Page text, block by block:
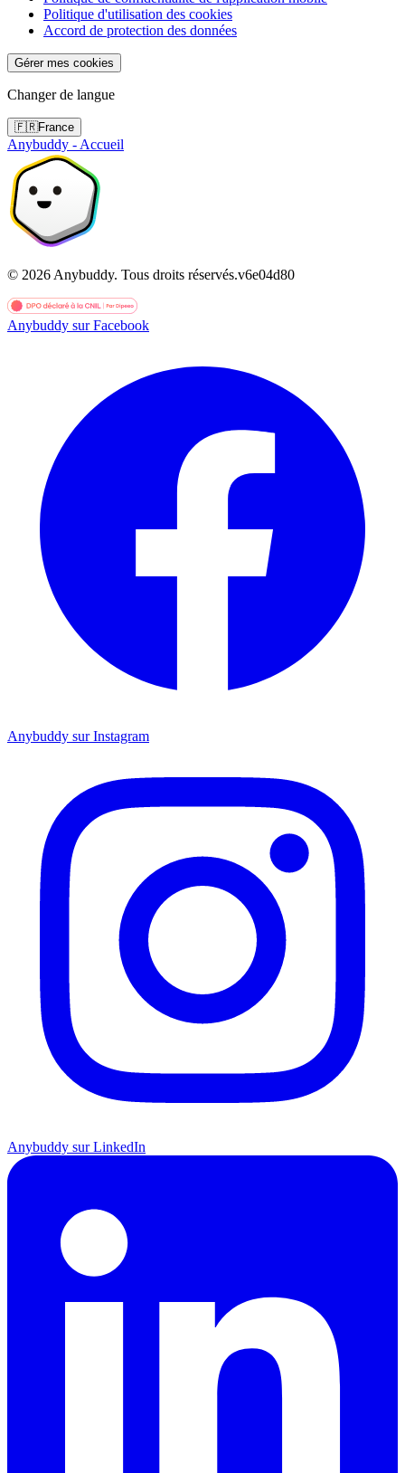
Politique d'utilisation des cookies
Accord de protection des données
Gérer mes cookies
Changer de langue
🇫🇷France
Anybuddy - Accueil
© 2026 Anybuddy. Tous droits réservés.v6e04d80
Anybuddy sur Facebook
Anybuddy sur Instagram
Anybuddy sur LinkedIn